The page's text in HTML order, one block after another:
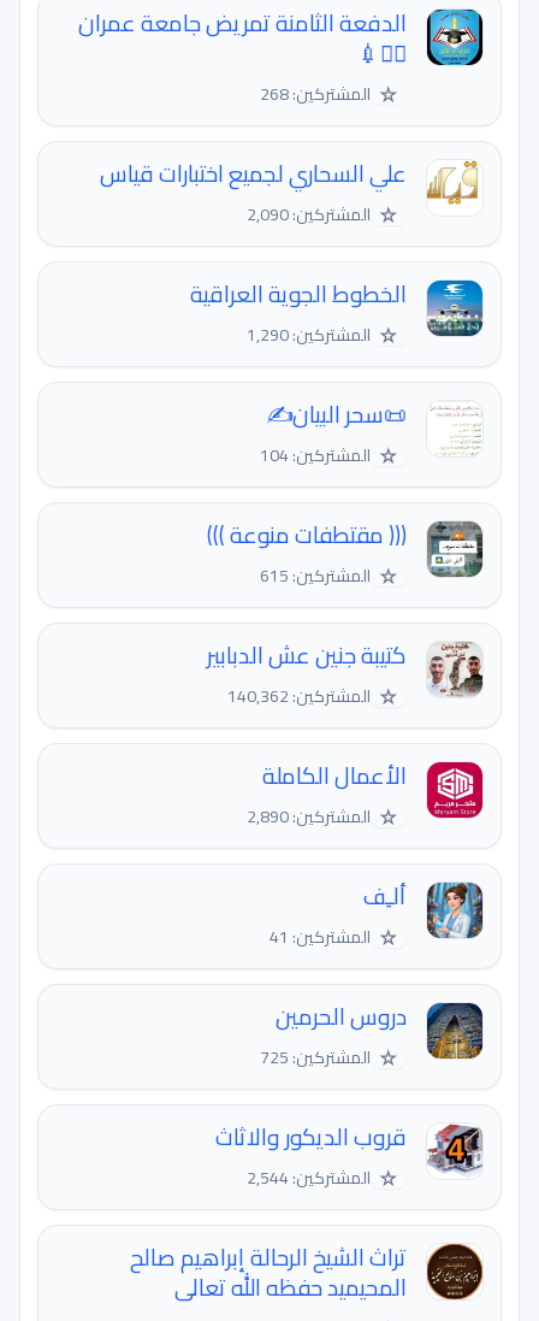
الدفعة الثامنة تمريض جامعة عمران
🧑‍⚕💉
☆ المشتركين: 268
علي السحاري لجميع اختبارات قياس
☆ المشتركين: 2,090
الخطوط الجوية العراقية
☆ المشتركين: 1,290
📜سحر البيان✍️
☆ المشتركين: 104
((( مقتطفات منوعة )))
☆ المشتركين: 615
كتيبة جنين عش الدبابير
☆ المشتركين: 140,362
الأعمال الكاملة
☆ المشتركين: 2,890
ألـِف
☆ المشتركين: 41
دروس الحرمين
☆ المشتركين: 725
قروب الديكور والاثاث
☆ المشتركين: 2,544
تراث الشيخ الرحالة إبراهيم صالح
المحيميد حفظه الله تعالى